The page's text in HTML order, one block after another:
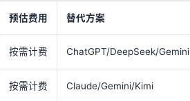
预估费用 替代方案
按需计费 ChatGPT/DeepSeek/Gemini
按需计费 Claude/Gemini/Kimi